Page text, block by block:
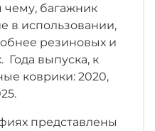
чему, багажник
в использовании,
резиновых и
выпуска, к
коврики: 2020,
представлены